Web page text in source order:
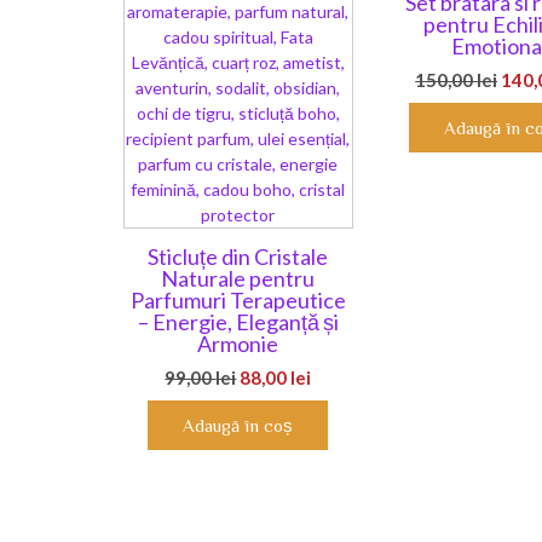
Sticluțe din Cristale
Naturale pentru
Parfumuri Terapeutice
– Energie, Eleganță și
Armonie
99,00lei Prețul
inițial
a
fost:
88,00 leiPrețul
curent
88,00 lei.
Adaugă în coș
pentru
150,00lei
a
fost:
Adaugă în